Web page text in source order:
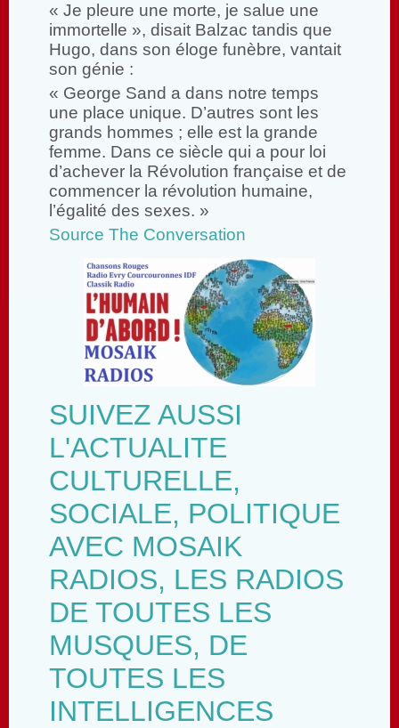
« Je pleure une morte, je salue une
immortelle », disait Balzac tandis que
Hugo, dans son éloge funèbre, vantait
son génie :
« George Sand a dans notre temps
une place unique. D’autres sont les
grands hommes ; elle est la grande
femme. Dans ce siècle qui a pour loi
d’achever la Révolution française et de
commencer la révolution humaine,
l’égalité des sexes. »
Source The Conversation
SUIVEZ AUSSI
L'ACTUALITE
CULTURELLE,
SOCIALE, POLITIQUE
AVEC MOSAIK
RADIOS, LES RADIOS
DE TOUTES LES
MUSQUES, DE
TOUTES LES
INTELLIGENCES